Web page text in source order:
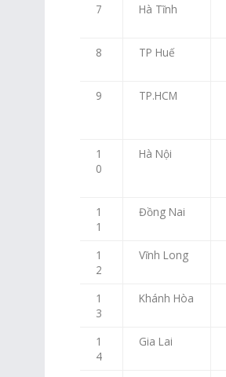
7 Hà Tĩnh
8 TP Huế
9 TP.HCM
1
0
Hà Nội
1
1
Đồng Nai
1
2
Vĩnh Long
1
3
Khánh Hòa
1
4
Gia Lai